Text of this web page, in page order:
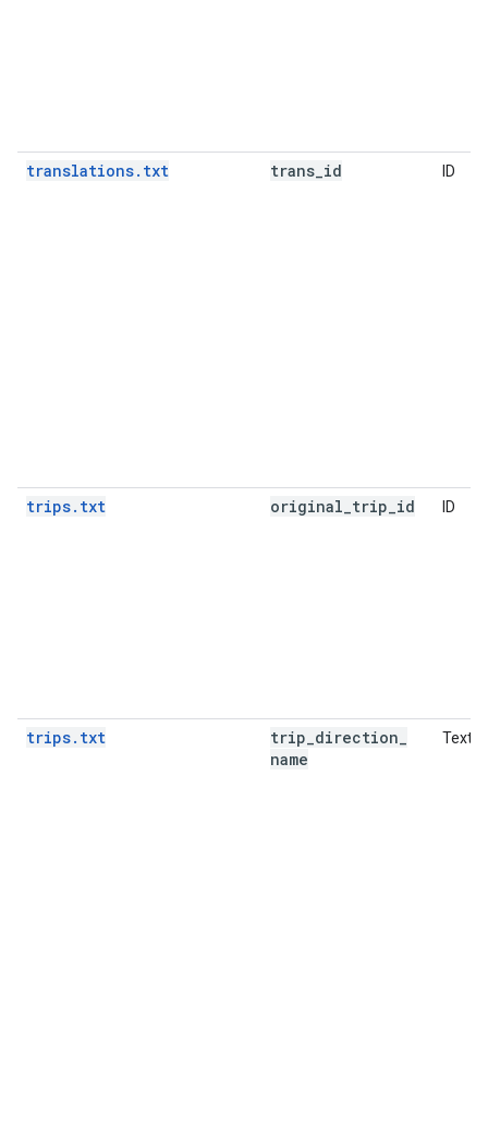
translations.txt trans id ID
trips.txt original trip id ID
trips.txt trip direction
name
Texto